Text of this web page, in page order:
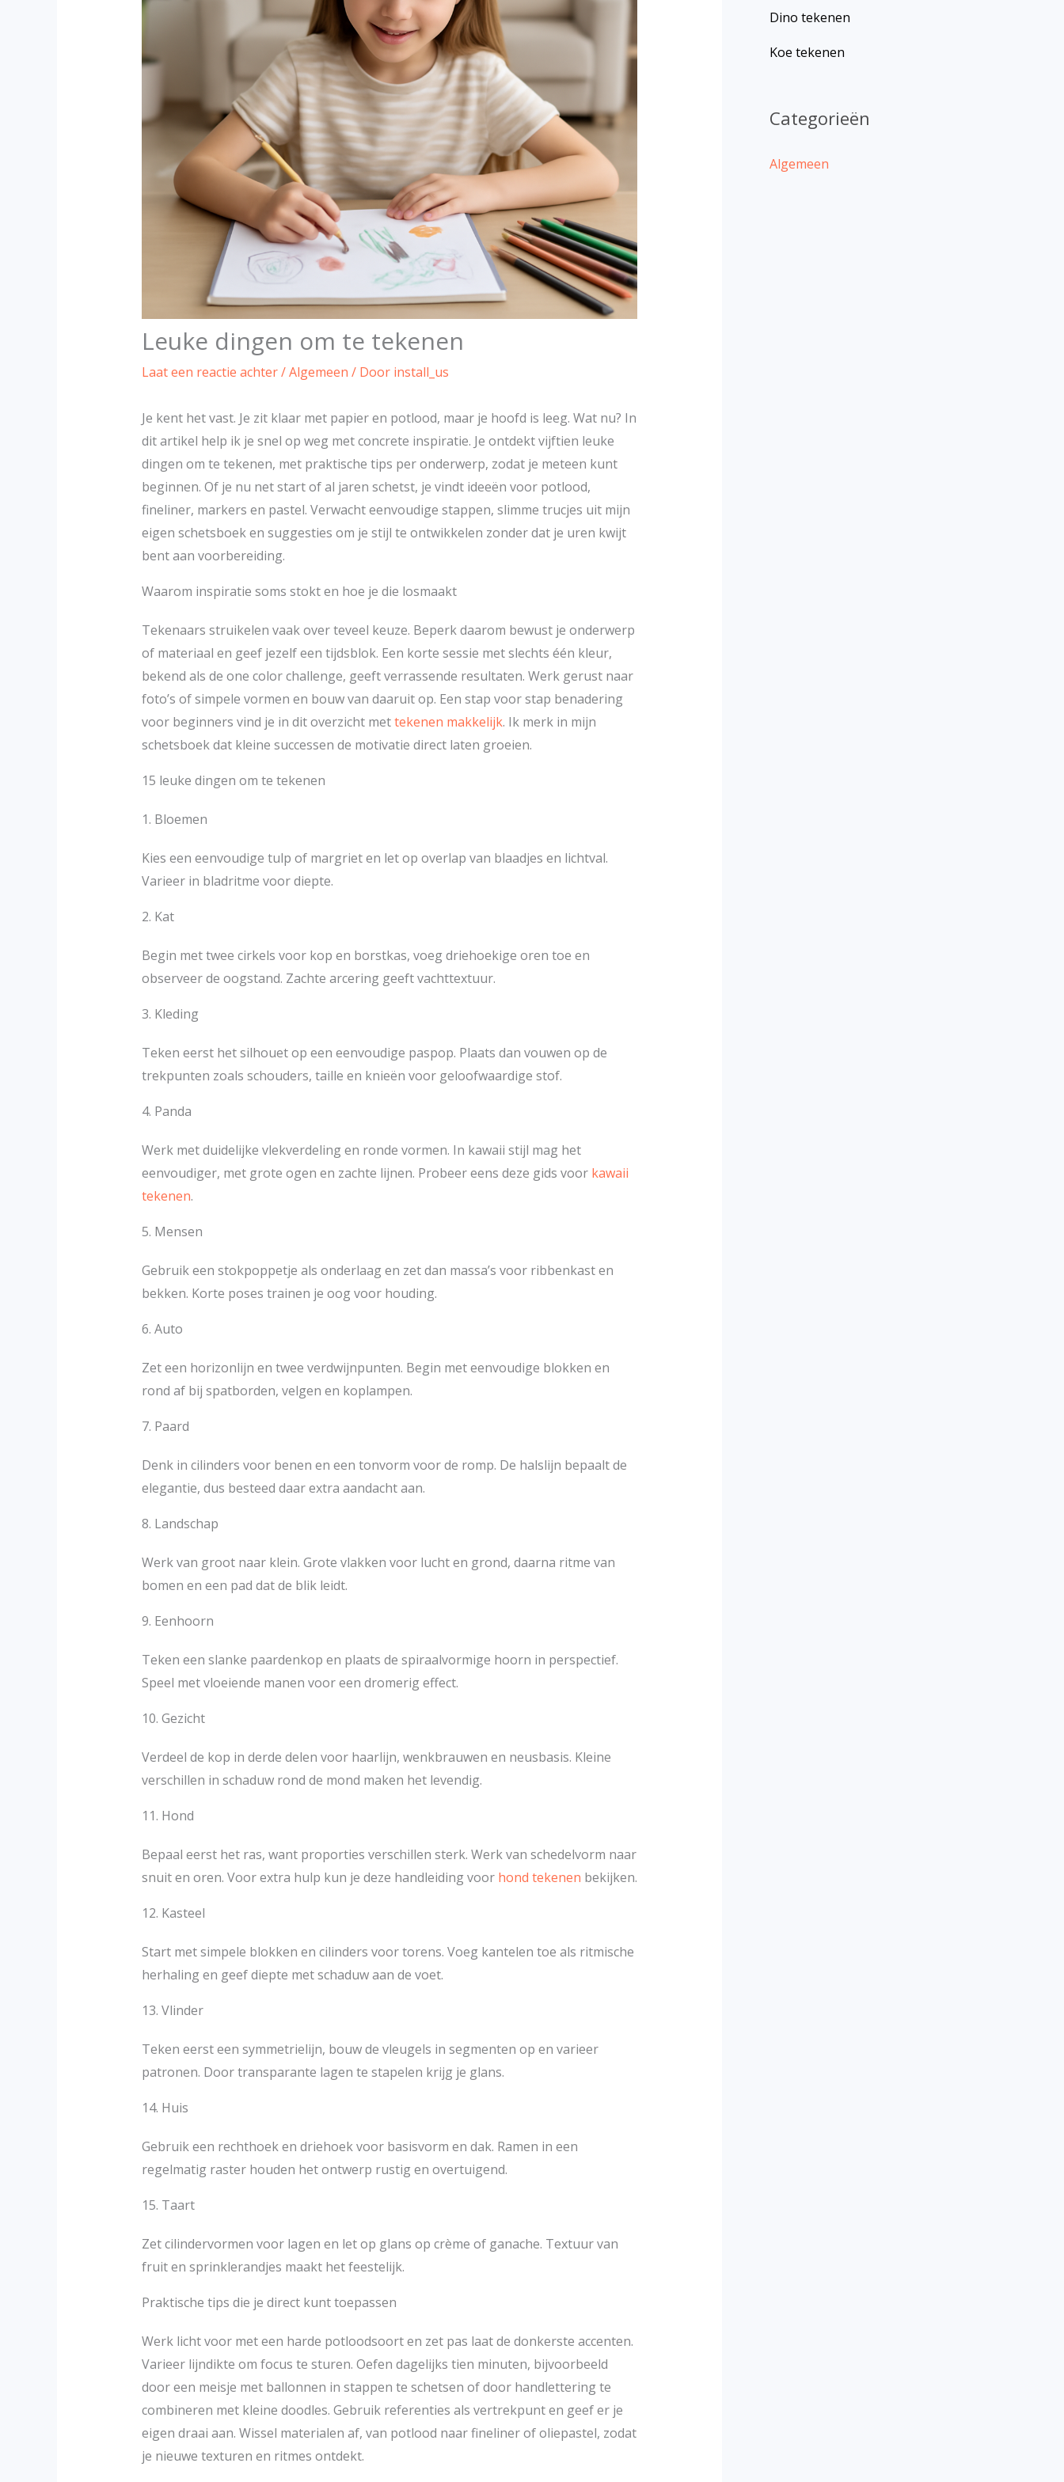
Leuke dingen om te tekenen
Laat een reactie achter/Algemeen / Door install_us
Je kent het vast. Je zit klaar met papier en potlood, maar je hoofd is leeg. Wat nu? In
dit artikel help ik je snel op weg met concrete inspiratie. Je ontdekt vijftien leuke
dingen om te tekenen, met praktische tips per onderwerp, zodat je meteen kunt
beginnen. Of je nu net start of al jaren schetst, je vindt ideeën voor potlood,
fineliner, markers en pastel. Verwacht eenvoudige stappen, slimme trucjes uit mijn
eigen schetsboek en suggesties om je stijl te ontwikkelen zonder dat je uren kwijt
bent aan voorbereiding.
Waarom inspiratie soms stokt en hoe je die losmaakt
Tekenaars struikelen vaak over teveel keuze. Beperk daarom bewust je onderwerp
of materiaal en geef jezelf een tijdsblok. Een korte sessie met slechts één kleur,
bekend als de one color challenge, geeft verrassende resultaten. Werk gerust naar
foto’s of simpele vormen en bouw van daaruit op. Een stap voor stap benadering
voor beginners vind je in dit overzicht mettekenen makkelijk. Ik merk in mijn
schetsboek dat kleine successen de motivatie direct laten groeien.
15 leuke dingen om te tekenen
1. Bloemen
Kies een eenvoudige tulp of margriet en let op overlap van blaadjes en lichtval.
Varieer in bladritme voor diepte.
2. Kat
Begin met twee cirkels voor kop en borstkas, voeg driehoekige oren toe en
observeer de oogstand. Zachte arcering geeft vachttextuur.
3. Kleding
Teken eerst het silhouet op een eenvoudige paspop. Plaats dan vouwen op de
trekpunten zoals schouders, taille en knieën voor geloofwaardige stof.
4. Panda
Werk met duidelijke vlekverdeling en ronde vormen. In kawaii stijl mag het
eenvoudiger, met grote ogen en zachte lijnen. Probeer eens deze gids voor kawaii
tekenen.
5. Mensen
Gebruik een stokpoppetje als onderlaag en zet dan massa’s voor ribbenkast en
bekken. Korte poses trainen je oog voor houding.
6. Auto
Zet een horizonlijn en twee verdwijnpunten. Begin met eenvoudige blokken en
rond af bij spatborden, velgen en koplampen.
7. Paard
Denk in cilinders voor benen en een tonvorm voor de romp. De halslijn bepaalt de
elegantie, dus besteed daar extra aandacht aan.
8. Landschap
Werk van groot naar klein. Grote vlakken voor lucht en grond, daarna ritme van
bomen en een pad dat de blik leidt.
9. Eenhoorn
Teken een slanke paardenkop en plaats de spiraalvormige hoorn in perspectief.
Speel met vloeiende manen voor een dromerig effect.
10. Gezicht
Verdeel de kop in derde delen voor haarlijn, wenkbrauwen en neusbasis. Kleine
verschillen in schaduw rond de mond maken het levendig.
11. Hond
Bepaal eerst het ras, want proporties verschillen sterk. Werk van schedelvorm naar
snuit en oren. Voor extra hulp kun je deze handleiding voor hond tekenen bekijken.
12. Kasteel
Start met simpele blokken en cilinders voor torens. Voeg kantelen toe als ritmische
herhaling en geef diepte met schaduw aan de voet.
13. Vlinder
Teken eerst een symmetrielijn, bouw de vleugels in segmenten op en varieer
patronen. Door transparante lagen te stapelen krijg je glans.
14. Huis
Gebruik een rechthoek en driehoek voor basisvorm en dak. Ramen in een
regelmatig raster houden het ontwerp rustig en overtuigend.
15. Taart
Zet cilindervormen voor lagen en let op glans op crème of ganache. Textuur van
fruit en sprinklerandjes maakt het feestelijk.
Praktische tips die je direct kunt toepassen
Werk licht voor met een harde potloodsoort en zet pas laat de donkerste accenten.
Varieer lijndikte om focus te sturen. Oefen dagelijks tien minuten, bijvoorbeeld
door een meisje met ballonnen in stappen te schetsen of door handlettering te
combineren met kleine doodles. Gebruik referenties als vertrekpunt en geef er je
eigen draai aan. Wissel materialen af, van potlood naar fineliner of oliepastel, zodat
je nieuwe texturen en ritmes ontdekt.
Dino tekenen
Koe tekenen
Categorieën
Algemeen